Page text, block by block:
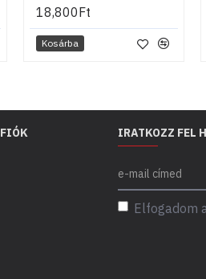
18,800Ft
Kosárba
IRATKOZZ FEL
Elfogadom